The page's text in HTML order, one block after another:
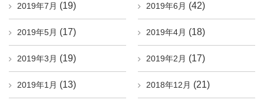
2019年7月 (19) 2019年6月 (42)
2019年5月 (17) 2019年4月 (18)
2019年3月 (19) 2019年2月 (17)
2019年1月 (13) 2018年12月 (21)